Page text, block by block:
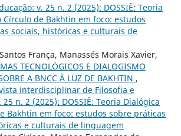
v. 25 n. 2 (2025): DOSSIÊ: Teoria
Círculo de Bakhtin em foco: estudos
sociais, históricas e culturais de
França, Manassés Morais Xavier,
TECNOLÓGICOS E DIALOGISMO
A BNCC À LUZ DE BAKHTIN ,
interdisciplinar de Filosofia e
25 n. 2 (2025): DOSSIÊ: Teoria Dialógica
Bakhtin em foco: estudos sobre práticas
e culturais de linguagem